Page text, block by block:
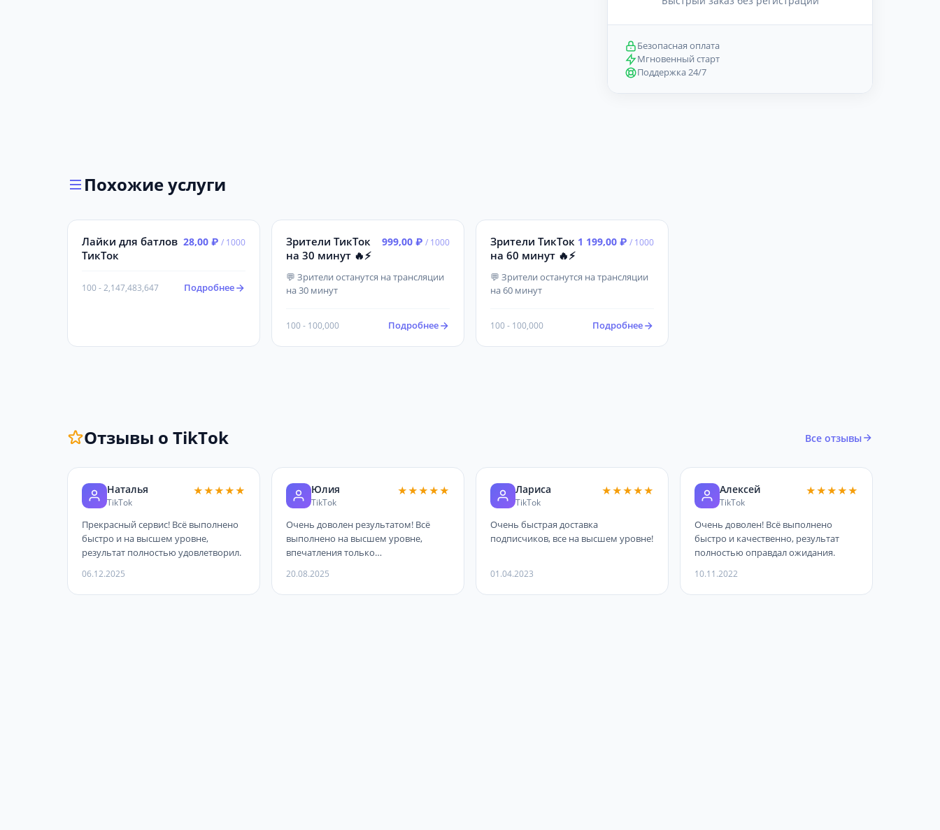
Безопасная оплата
Мгновенный старт
Поддержка 24/7
Похожие услуги
Лайки для батлов
ТикТок
28,00 ₽ / 1000
100 - 2,147,483,647 Подробнее
Зрители ТикТок
на 30 минут 🔥⚡️
999,00 ₽ / 1000
💬 Зрители останутся на трансляции
на 30 минут
100 - 100,000 Подробнее
Зрители ТикТок
на 60 минут 🔥⚡️
1 199,00 ₽ / 1000
💬 Зрители останутся на трансляции
на 60 минут
100 - 100,000 Подробнее
Отзывы о TikTok Все отзывы
Наталья
TikTok
★★★★★
Прекрасный сервис! Всё выполнено
быстро и на высшем уровне,
результат полностью удовлетворил.
06.12.2025
Юлия
TikTok
★★★★★
Очень доволен результатом! Всё
выполнено на высшем уровне,
впечатления только
20.08.2025
Лариса
TikTok
★★★★★
Очень быстрая доставка
подписчиков, все на высшем уровне!
01.04.2023
Алексей
TikTok
★★★★★
Очень доволен! Всё выполнено
быстро и качественно, результат
полностью оправдал ожидания.
10.11.2022